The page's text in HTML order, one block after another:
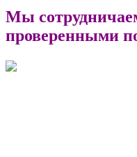
Мы
проверенными